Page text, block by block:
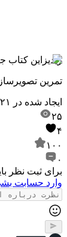
ریدیزاین کتاب
تمرین
ایجاد شده در
۲۵
۴
۱۰۰
۰
برای ثبت نظر
وارد حسابت